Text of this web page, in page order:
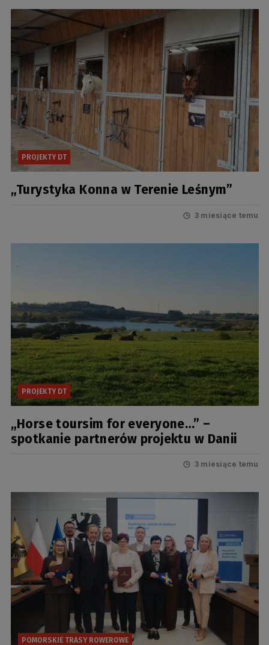
PROJEKTY DT
„Turystyka Konna w Terenie Leśnym”
3 miesiące temu
PROJEKTY DT
„Horse toursim for everyone…” –
spotkanie partnerów projektu w Danii
3 miesiące temu
POMORSKIE TRASY ROWEROWE